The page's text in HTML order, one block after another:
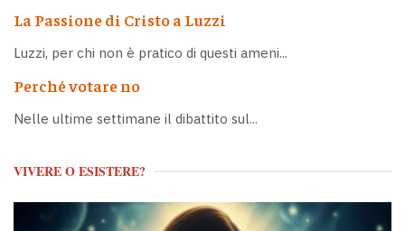
La Passione di Cristo a Luzzi
Luzzi, per chi non è pratico di questi ameni...
Perché votare no
Nelle ultime settimane il dibattito sul...
VIVERE O ESISTERE?